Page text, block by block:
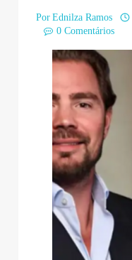
Por Ednilza Ramos
0 Comentários